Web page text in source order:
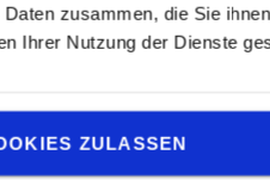
zusammen, die Sie
Ihrer Nutzung der Dienste
ZULASSEN
nous